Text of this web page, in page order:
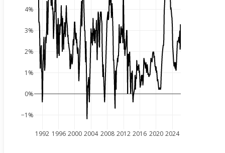
1992 1996 2000 2004 2008 2012 2016 2020 2024
−1%
0%
1%
2%
3%
4%